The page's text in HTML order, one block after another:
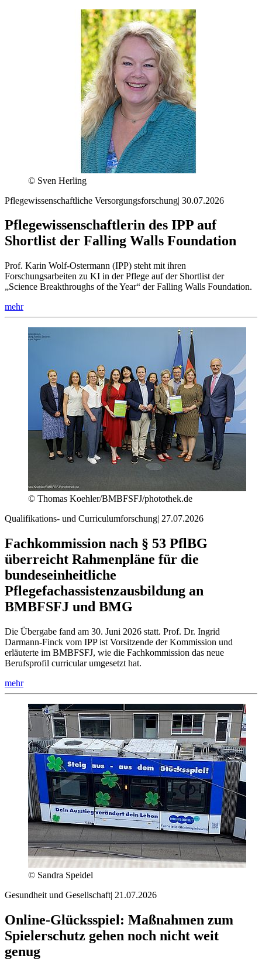
© Sven Herling
Pflegewissenschaftliche Versorgungsforschung| 30.07.2026
Pflegewissenschaftlerin des IPP auf
Shortlist der Falling Walls Foundation
Prof. Karin Wolf-Ostermann (IPP) steht mit ihren
Forschungsarbeiten zu KI in der Pflege auf der Shortlist der
„Science Breakthroughs of the Year“ der Falling Walls Foundation.
mehr
© Thomas Koehler/BMBFSFJ/photothek.de
Qualifikations- und Curriculumforschung| 27.07.2026
Fachkommission nach § 53 PflBG
überreicht Rahmenpläne für die
bundeseinheitliche
Pflegefachassistenzausbildung an
BMBFSFJ und BMG
Die Übergabe fand am 30. Juni 2026 statt. Prof. Dr. Ingrid
Darmann-Finck vom IPP ist Vorsitzende der Kommission und
erläuterte im BMBFSFJ, wie die Fachkommission das neue
Berufsprofil curricular umgesetzt hat.
mehr
© Sandra Speidel
Gesundheit und Gesellschaft| 21.07.2026
Online-Glücksspiel: Maßnahmen zum
Spielerschutz gehen noch nicht weit
genug